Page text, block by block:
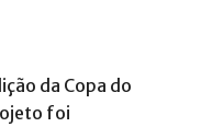
da Copa do
foi